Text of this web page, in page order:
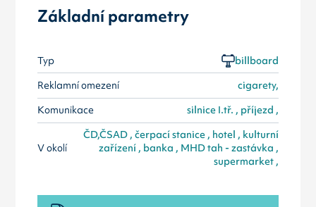
Základní parametry
Typ
billboard
Reklamní omezení
cigarety,
Komunikace
silnice I.tř. , příjezd ,
V okolí
ČD,ČSAD , čerpací stanice , hotel , kulturní
zařízení , banka , MHD tah - zastávka ,
supermarket ,